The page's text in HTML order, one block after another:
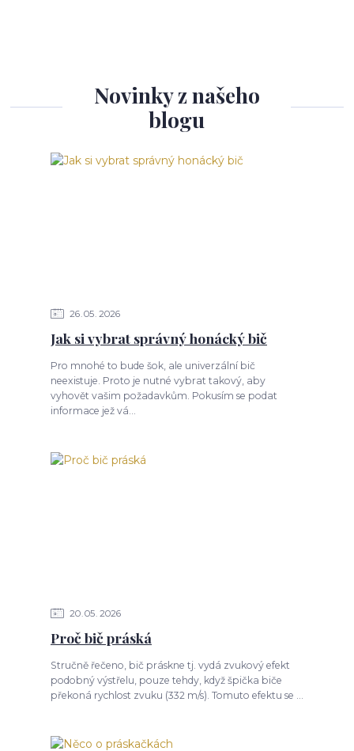
Novinky z našeho
blogu
26 05 2026
Jak si vybrat správný honácký bič
Pro mnohé to bude šok, ale univerzální bič
neexistuje. Proto je nutné vybrat takový, aby
vyhovět vašim požadavkům. Pokusím se podat
informace jež vá...
20 05 2026
Proč bič práská
Stručně řečeno, bič práskne tj. vydá zvukový efekt
podobný výstřelu, pouze tehdy, když špička biče
překoná rychlost zvuku (332 m/s). Tomuto efektu se ...